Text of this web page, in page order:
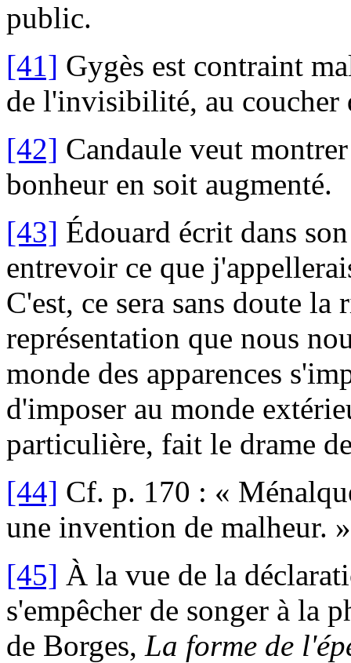
public.
[41] Gygès est contraint
de l'invisibilité, au coucher
[42] Candaule veut
bonheur en soit augmenté.
[43] Édouard écrit dans
entrevoir ce que
C'est, ce sera sans doute
représentation que nous
monde des apparences
d'imposer au monde
particulière, fait le drame
[44] Cf. p. 170 : «
une invention de malheur.
[45] À la vue de la
s'empêcher de songer à la
de Borges, La forme de